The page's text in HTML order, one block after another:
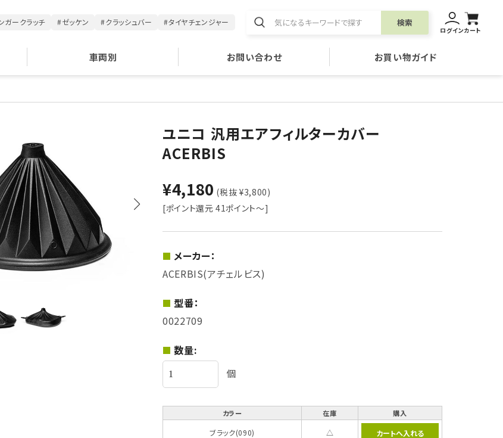
ガークラッチ #ゼッケン #クラッシュバー #タイヤチェンジャー 検索
ログインカート
車両別 お問い合わせ お買い物ガイド
ユニコ 汎用エアフィルターカバー
ACERBIS
¥4,180 (税抜 ¥3,800)
[ポイント還元 41ポイント～]
メーカー：
ACERBIS(アチェルビス)
型番：
0022709
数量:
個
カラー 在庫 購入
ブラック(090) △